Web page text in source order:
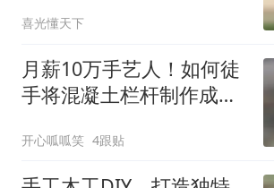
喜光懂天下
月薪10万手艺人！如何徒
手将混凝土栏杆制作成木
开心呱呱笑 4跟贴